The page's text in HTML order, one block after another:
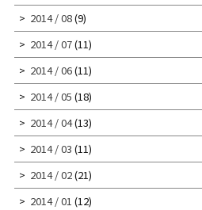
2014 / 08(9)
2014 / 07(11)
2014 / 06(11)
2014 / 05 (18)
2014 / 04(13)
2014 / 03 (11)
2014 / 02(21)
2014 / 01 (12)